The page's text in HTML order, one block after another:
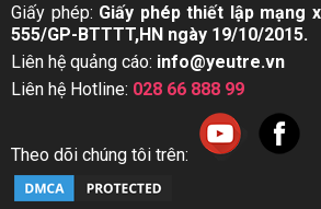
Giấy phép: Giấy phép thiết lập mạng
555/GP-BTTTT,HN ngày 19/10/2015.
Liên hệ quảng cáo: info@yeutre.vn
Liên hệ Hotline: 028 66 888 99
Theo dõi chúng tôi trên: